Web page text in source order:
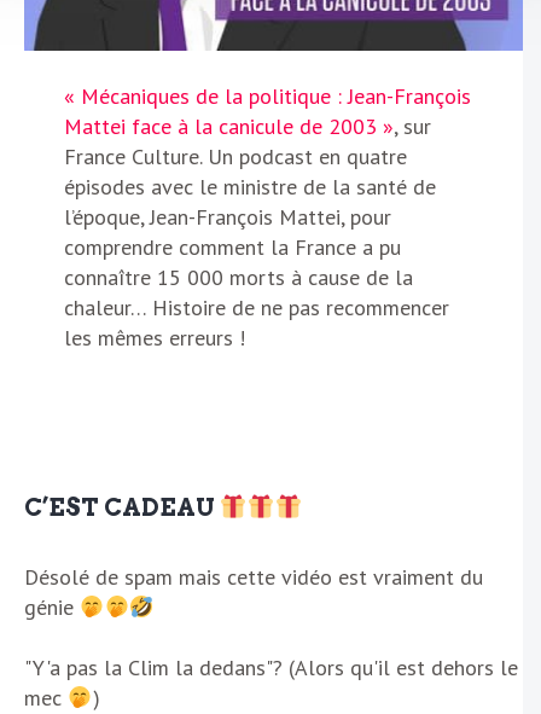
« Mécaniques de la politique : Jean-François
Mattei face à la canicule de 2003 », sur
France Culture. Un podcast en quatre
épisodes avec le ministre de la santé de
l’époque, Jean-François Mattei, pour
comprendre comment la France a pu
connaître 15 000 morts à cause de la
chaleur… Histoire de ne pas recommencer
les mêmes erreurs !
C’EST CADEAU
Désolé de spam mais cette vidéo est vraiment du
génie
"Y'a pas la Clim la dedans"? (Alors qu'il est dehors le
mec
)